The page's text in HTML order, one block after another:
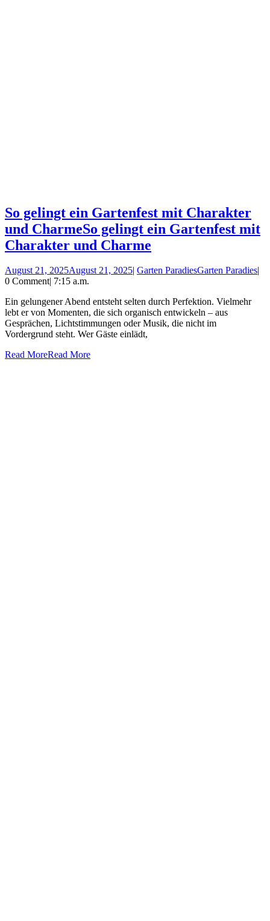
So gelingt ein Gartenfest mit Charakter
und CharmeSo gelingt ein Gartenfest mit
Charakter und Charme
August 21, 2025August 21, 2025| Garten ParadiesGarten Paradies|
0 Comment| 7:15 a.m.
Ein gelungener Abend entsteht selten durch Perfektion. Vielmehr
lebt er von Momenten, die sich organisch entwickeln – aus
Gesprächen, Lichtstimmungen oder Musik, die nicht im
Vordergrund steht. Wer Gäste einlädt,
Read MoreRead More